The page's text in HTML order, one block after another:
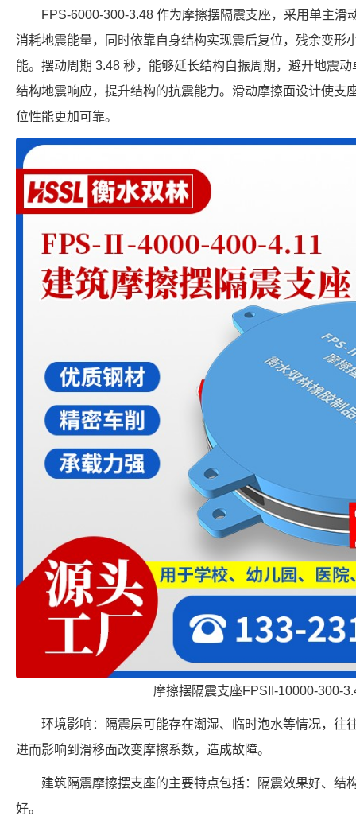
FPS-6000-300-3.48 作为摩擦摆隔震支座，采用单主滑
消耗地震能量，同时依靠自身结构实现震后复位，残余变形
能。摆动周期 3.48 秒，能够延长结构自振周期，避开地震
结构地震响应，提升结构的抗震能力。滑动摩擦面设计使支
位性能更加可靠。
摩擦摆隔震支座FPSII-10000-300-
环境影响：隔震层可能存在潮湿、临时泡水等情况，往
进而影响到滑移面改变摩擦系数，造成故障。
建筑隔震摩擦摆支座的主要特点包括：隔震效果好、结
好。